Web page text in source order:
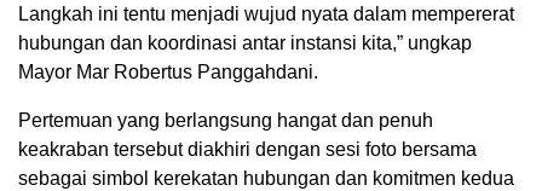
Langkah ini tentu menjadi wujud nyata dalam mempererat
hubungan dan koordinasi antar instansi kita,” ungkap
Mayor Mar Robertus Panggahdani.
Pertemuan yang berlangsung hangat dan penuh
keakraban tersebut diakhiri dengan sesi foto bersama
sebagai simbol kerekatan hubungan dan komitmen kedua